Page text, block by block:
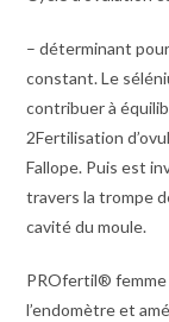
– déterminant
constant. Le
contribuer à
2Fertilisation
Fallope. Puis est
travers la trompe
cavité du moule.
PROfertil® femme
l’endomètre et